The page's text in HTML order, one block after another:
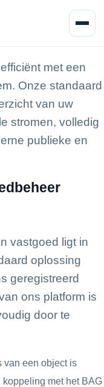
Menu
met een
Onze standaard
van uw
stromen, volledig
publieke en
vastgoed ligt in
oplossing
geregistreerd
ons platform is
door te
van een object is
met het BAG